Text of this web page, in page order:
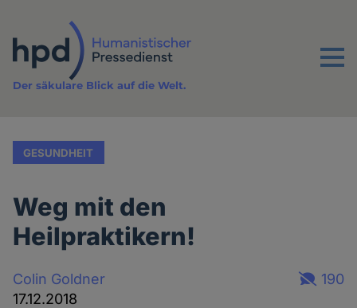
Inhalt
Menu
Der säkulare Blick auf die Welt.
GESUNDHEIT
Weg mit den
Heilpraktikern!
Colin Goldner
17.12.2018
190